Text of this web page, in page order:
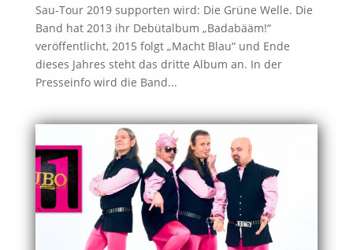
Sau-Tour 2019 supporten wird: Die Grüne Welle. Die
Band hat 2013 ihr Debütalbum „Badabääm!“
veröffentlicht, 2015 folgt „Macht Blau“ und Ende
dieses Jahres steht das dritte Album an. In der
Presseinfo wird die Band...